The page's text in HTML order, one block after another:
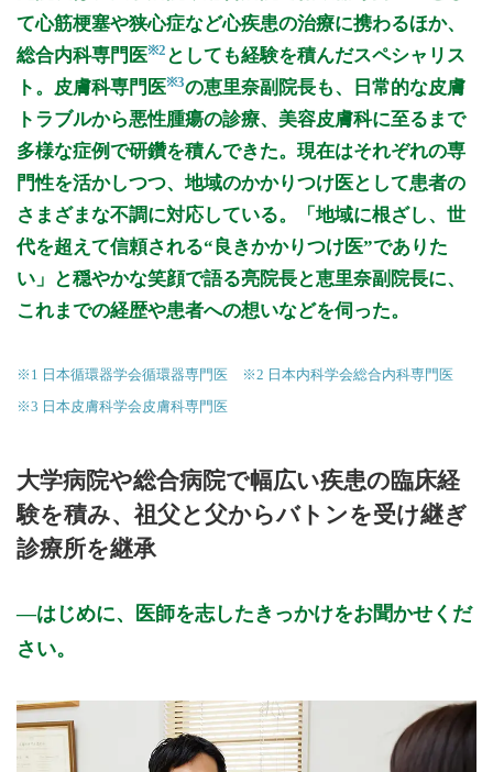
※診療時間や臨時休診・診療内容等について、事前に必ず医療
機関ホームページ、またはお電話にてご確認ください。
>>病院なびで医療機関の詳細を見る
公式HPはこちら
て心筋梗塞や狭心症など心疾患の治療に携わるほか、
総合内科専門医※2 としても経験を積んだスペシャリス
ト。皮膚科専門医※3の恵里奈副院長も、日常的な皮膚
トラブルから悪性腫瘍の診療、美容皮膚科に至るまで
多様な症例で研鑽を積んできた。現在はそれぞれの専
門性を活かしつつ、地域のかかりつけ医として患者の
さまざまな不調に対応している。「地域に根ざし、世
代を超えて信頼される“良きかかりつけ医”でありた
い」と穏やかな笑顔で語る亮院長と恵里奈副院長に、
これまでの経歴や患者への想いなどを伺った。
※1 日本循環器学会循環器専門医 ※2 日本内科学会総合内科専門医
※3 日本皮膚科学会皮膚科専門医
大学病院や総合病院で幅広い疾患の臨床経
験を積み、祖父と父からバトンを受け継ぎ
診療所を継承
はじめに、医師を志したきっかけをお聞かせくだ
さい。